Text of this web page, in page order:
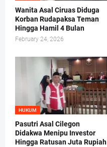
Wanita Asal Ciruas Diduga
Korban Rudapaksa Teman
Hingga Hamil 4 Bulan
February 24, 2026
HUKUM
Pasutri Asal Cilegon
Didakwa Menipu Investor
Hingga Ratusan Juta Rupiah